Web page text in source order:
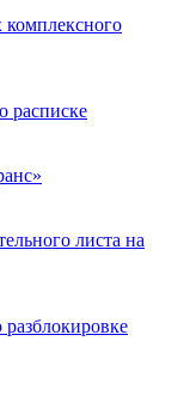
расписке
листа на